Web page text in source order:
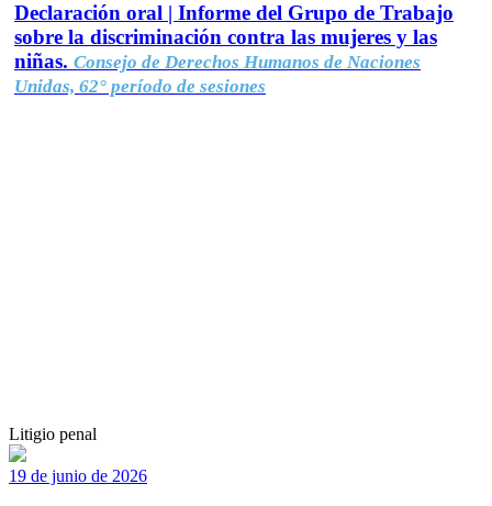
Declaración oral | Informe del Grupo de Trabajo
sobre la discriminación contra las mujeres y las
niñas. Consejo de Derechos Humanos de Naciones
Unidas, 62° período de sesiones
Litigio penal
19 de junio de 2026